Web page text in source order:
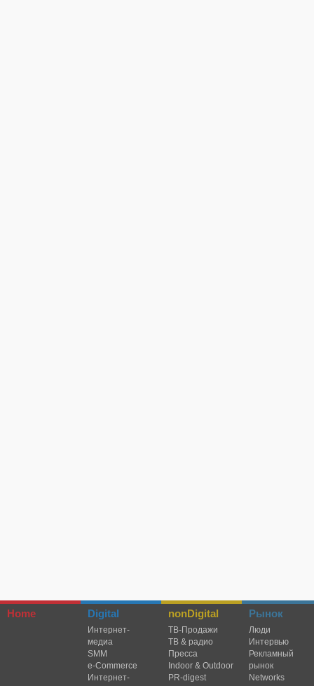
Home Digital
Интернет-
медиа
SMM
e-Commerce
Интернет-
nonDigital
TВ-Продажи
ТВ & радио
Пресса
Indoor & Outdoor
PR-digest
Рынок
Люди
Интервью
Рекламный
рынок
Networks